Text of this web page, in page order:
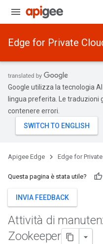
Edge for Private
Google utilizza la tecnologia
lingua preferita. Le traduzioni
contenere errori.
Apigee Edge Edge for
Questa pagina è stata utile?
INVIA FEEDBACK
Attività di
Zookeeper